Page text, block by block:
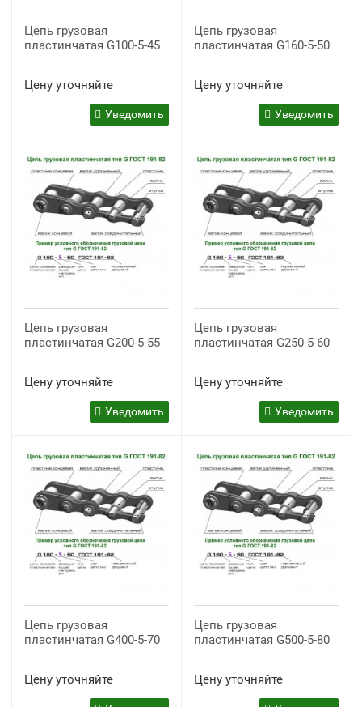
Цепь грузовая
пластинчатая G100-5-45
Цену уточняйте
Уведомить
Цепь грузовая
пластинчатая G160-5-50
Цену уточняйте
Уведомить
Цепь грузовая
пластинчатая G200-5-55
Цену уточняйте
Уведомить
Цепь грузовая
пластинчатая G250-5-60
Цену уточняйте
Уведомить
Цепь грузовая
пластинчатая G400-5-70
Цену уточняйте
Цепь грузовая
пластинчатая G500-5-80
Цену уточняйте